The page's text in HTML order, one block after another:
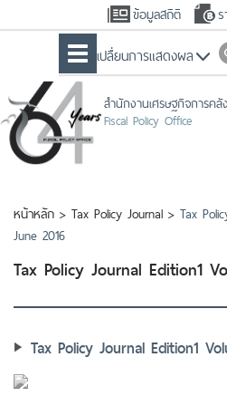
ข้อมูลสถิติ
เปลื่ยนการแสดงผล
สำนักงานเศรษฐกิจการค
Fiscal Policy Office
หน้าหลัก > Tax Policy Journal > Tax
June 2016
Tax Policy Journal Edition1
Tax Policy Journal Edition1